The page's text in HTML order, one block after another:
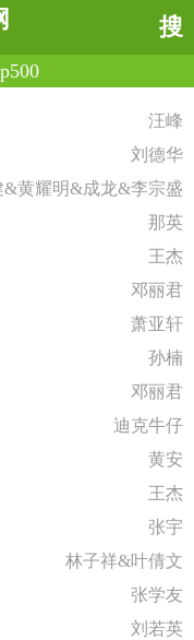
搜
汪峰
刘德华
&黄耀明&成龙&李宗盛
那英
王杰
邓丽君
萧亚轩
孙楠
邓丽君
迪克牛仔
黄安
王杰
张宇
林子祥&叶倩文
张学友
刘若英